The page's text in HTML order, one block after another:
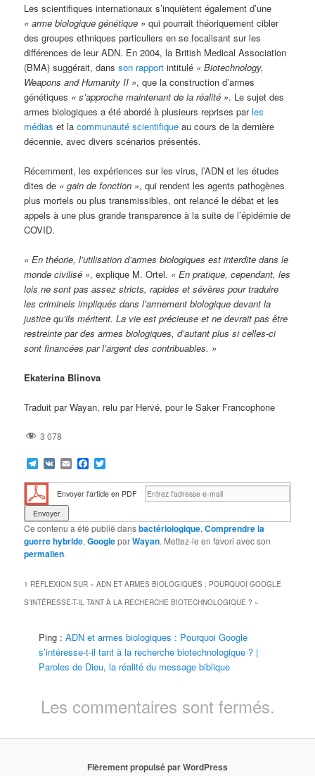
Les scientifiques internationaux s’inquiètent également d’une
« arme biologique génétique » qui pourrait théoriquement cibler
des groupes ethniques particuliers en se focalisant sur les
différences de leur ADN. En 2004, la British Medical Association
(BMA) suggérait, dansson rapport intitulé « Biotechnology,
Weapons and Humanity II », que la construction d’armes
génétiques « s’approche maintenant de la réalité ». Le sujet des
armes biologiques a été abordé à plusieurs reprises parles
médias et lacommunauté scientifique au cours de la dernière
décennie, avec divers scénarios présentés.
Récemment, les expériences sur les virus, l’ADN et les études
dites de « gain de fonction », qui rendent les agents pathogènes
plus mortels ou plus transmissibles, ont relancé le débat et les
appels à une plus grande transparence à la suite de l’épidémie de
COVID.
« En théorie, l’utilisation d’armes biologiques est interdite dans le
monde civilisé », explique M. Ortel. « En pratique, cependant, les
lois ne sont pas assez stricts, rapides et sévères pour traduire
les criminels impliqués dans l’armement biologique devant la
justice qu’ils méritent. La vie est précieuse et ne devrait pas être
restreinte par des armes biologiques, d’autant plus si celles-ci
sont financées par l’argent des contribuables. »
Ekaterina Blinova
Traduit par Wayan, relu par Hervé, pour le Saker Francophone
3 078
Telegram
VK EmailFacebook
Envoyer l'article en PDF
Ce contenu a été publié dansbactériologique,Comprendre la
guerre hybride,GoogleparWayan. Mettez-le en favori avec son
permalien.
1 RÉFLEXION SUR «ADN ET ARMES BIOLOGIQUES : POURQUOI GOOGLE
S’INTÉRESSE-T-IL TANT À LA RECHERCHE BIOTECHNOLOGIQUE ? »
Ping :ADN et armes biologiques : Pourquoi Google
s’intéresse-t-il tant à la recherche biotechnologique ? |
Paroles de Dieu, la réalité du message biblique
Les commentaires sont fermés.
Fièrement propulsé par WordPress